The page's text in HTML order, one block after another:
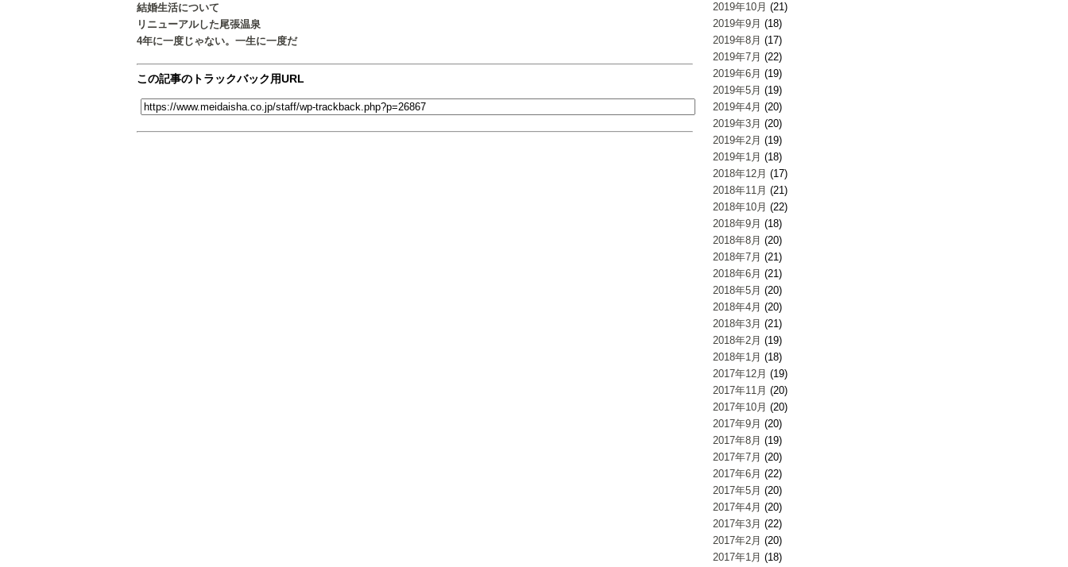
2019年10月 (21)
2019年9月 (18)
2019年8月 (17)
2019年7月 (22)
2019年6月 (19)
2019年5月 (19)
2019年4月 (20)
2019年3月 (20)
2019年2月 (19)
2019年1月 (18)
2018年12月 (17)
2018年11月 (21)
2018年10月 (22)
2018年9月 (18)
2018年8月 (20)
2018年7月 (21)
2018年6月 (21)
2018年5月 (20)
2018年4月 (20)
2018年3月 (21)
2018年2月 (19)
2018年1月 (18)
2017年12月 (19)
2017年11月 (20)
2017年10月 (20)
2017年9月 (20)
2017年8月 (19)
2017年7月 (20)
2017年6月 (22)
2017年5月 (20)
2017年4月 (20)
2017年3月 (22)
2017年2月 (20)
2017年1月 (18)
結婚生活について
リニューアルした尾張温泉
4年に一度じゃない。一生に一度だ
この記事のトラックバック用URL